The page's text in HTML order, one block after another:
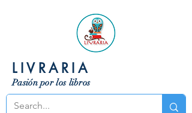
LIVRARIA
Pasión por los libros